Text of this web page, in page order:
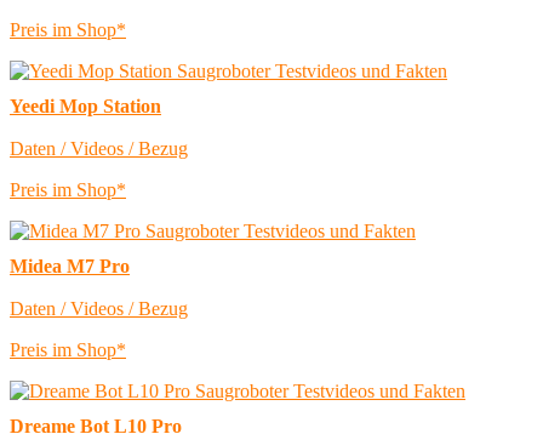
Preis im Shop*
Yeedi Mop Station
Daten / Videos / Bezug
Preis im Shop*
Midea M7 Pro
Daten / Videos / Bezug
Preis im Shop*
Dreame Bot L10 Pro